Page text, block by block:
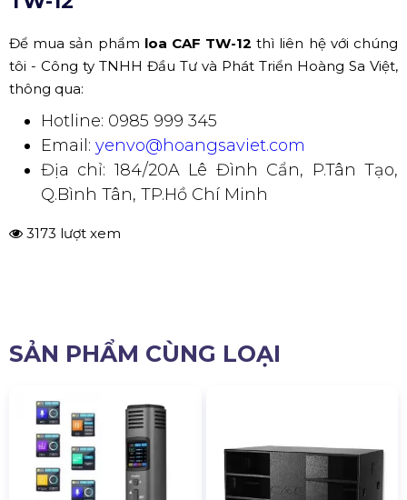
Để mua sản phẩm loa CAF TW-12thì liên hệ với chúng
tôi - Công ty TNHH Đầu Tư và Phát Triển Hoàng Sa Việt,
thông qua:
Hotline: 0985 999 345
Email: yenvo@hoangsaviet.com
Địa chỉ: 184/20A Lê Đình Cẩn, P.Tân Tạo,
Q.Bình Tân, TP.Hồ Chí Minh
3173 lượt xem
SẢN PHẨM CÙNG LOẠI